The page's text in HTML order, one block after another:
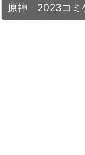
原神 2023コミ